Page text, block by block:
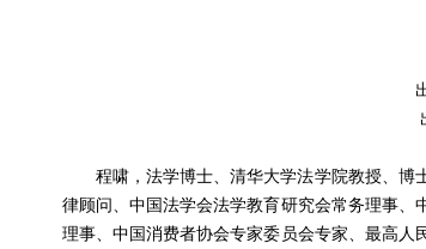
程啸，法学博士、清华大学法学院教授、
律顾问、中国法学会法学教育研究会常务理事
理事、中国消费者协会专家委员会专家、最高